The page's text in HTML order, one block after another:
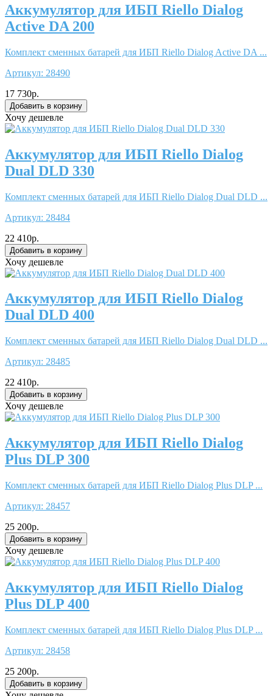
Аккумулятор для ИБП Riello Dialog
Active DA 200
Комплект сменных батарей для ИБП Riello Dialog Active DA ...
Артикул: 28490
17 730р.
Хочу дешевле
Аккумулятор для ИБП Riello Dialog
Dual DLD 330
Комплект сменных батарей для ИБП Riello Dialog Dual DLD ...
Артикул: 28484
22 410р.
Хочу дешевле
Аккумулятор для ИБП Riello Dialog
Dual DLD 400
Комплект сменных батарей для ИБП Riello Dialog Dual DLD ...
Артикул: 28485
22 410р.
Хочу дешевле
Аккумулятор для ИБП Riello Dialog
Plus DLP 300
Комплект сменных батарей для ИБП Riello Dialog Plus DLP ...
Артикул: 28457
25 200р.
Хочу дешевле
Аккумулятор для ИБП Riello Dialog
Plus DLP 400
Комплект сменных батарей для ИБП Riello Dialog Plus DLP ...
Артикул: 28458
25 200р.